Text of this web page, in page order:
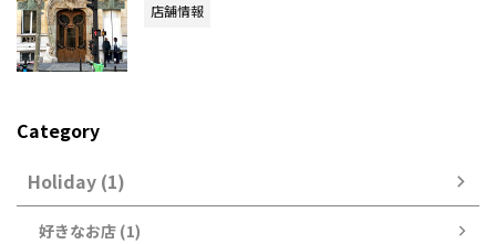
店舗情報
Category
Holiday (1)
好きなお店 (1)